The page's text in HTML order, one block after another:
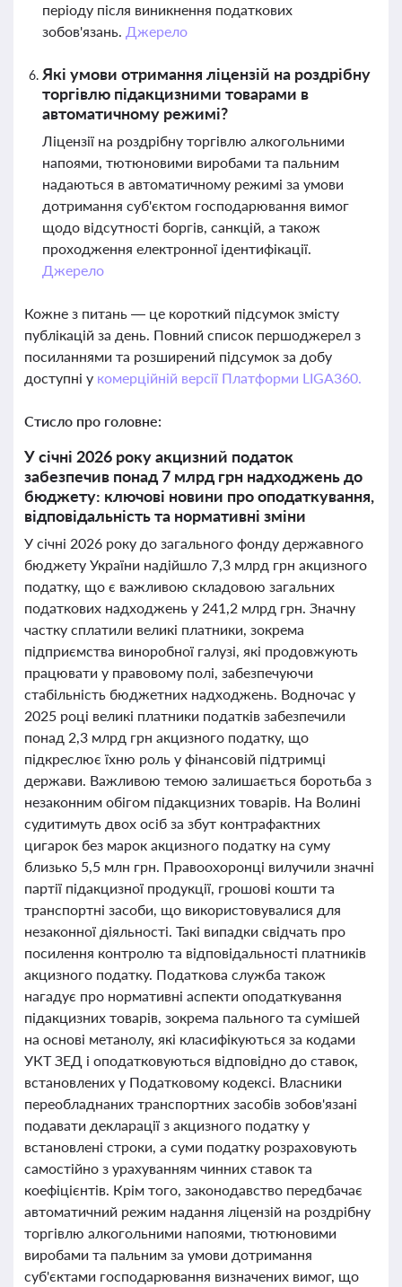
періоду після виникнення податкових
зобов'язань. Джерело
Які умови отримання ліцензій на роздрібну
торгівлю підакцизними товарами в
автоматичному режимі?
Ліцензії на роздрібну торгівлю алкогольними
напоями, тютюновими виробами та пальним
надаються в автоматичному режимі за умови
дотримання суб'єктом господарювання вимог
щодо відсутності боргів, санкцій, а також
проходження електронної ідентифікації.
Джерело
Кожне з питань — це короткий підсумок змісту
публікацій за день. Повний список першоджерел з
посиланнями та розширений підсумок за добу
доступні у комерційній версії Платформи LIGA360.
Стисло про головне:
У січні 2026 року акцизний податок
забезпечив понад 7 млрд грн надходжень до
бюджету: ключові новини про оподаткування,
відповідальність та нормативні зміни
У січні 2026 року до загального фонду державного
бюджету України надійшло 7,3 млрд грн акцизного
податку, що є важливою складовою загальних
податкових надходжень у 241,2 млрд грн. Значну
частку сплатили великі платники, зокрема
підприємства виноробної галузі, які продовжують
працювати у правовому полі, забезпечуючи
стабільність бюджетних надходжень. Водночас у
2025 році великі платники податків забезпечили
понад 2,3 млрд грн акцизного податку, що
підкреслює їхню роль у фінансовій підтримці
держави. Важливою темою залишається боротьба з
незаконним обігом підакцизних товарів. На Волині
судитимуть двох осіб за збут контрафактних
цигарок без марок акцизного податку на суму
близько 5,5 млн грн. Правоохоронці вилучили значні
партії підакцизної продукції, грошові кошти та
транспортні засоби, що використовувалися для
незаконної діяльності. Такі випадки свідчать про
посилення контролю та відповідальності платників
акцизного податку. Податкова служба також
нагадує про нормативні аспекти оподаткування
підакцизних товарів, зокрема пального та сумішей
на основі метанолу, які класифікуються за кодами
УКТ ЗЕД і оподатковуються відповідно до ставок,
встановлених у Податковому кодексі. Власники
переобладнаних транспортних засобів зобов'язані
подавати декларації з акцизного податку у
встановлені строки, а суми податку розраховують
самостійно з урахуванням чинних ставок та
коефіцієнтів. Крім того, законодавство передбачає
автоматичний режим надання ліцензій на роздрібну
торгівлю алкогольними напоями, тютюновими
виробами та пальним за умови дотримання
суб'єктами господарювання визначених вимог, що